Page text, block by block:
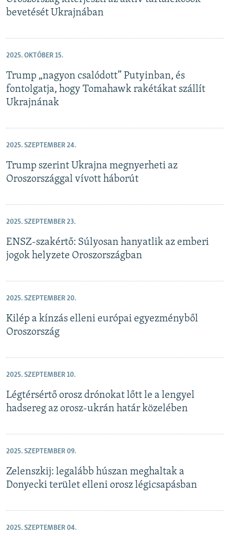
bevetését Ukrajnában
2025. OKTÓBER 15.
Trump „nagyon csalódott” Putyinban, és
fontolgatja, hogy Tomahawk rakétákat szállít
Ukrajnának
2025. SZEPTEMBER 24.
Trump szerint Ukrajna megnyerheti az
Oroszországgal vívott háborút
2025. SZEPTEMBER 23.
ENSZ-szakértő: Súlyosan hanyatlik az emberi
jogok helyzete Oroszországban
2025. SZEPTEMBER 20.
Kilép a kínzás elleni európai egyezményből
Oroszország
2025. SZEPTEMBER 10.
Légtérsértő orosz drónokat lőtt le a lengyel
hadsereg az orosz-ukrán határ közelében
2025. SZEPTEMBER 09.
Zelenszkij: legalább húszan meghaltak a
Donyecki terület elleni orosz légicsapásban
2025. SZEPTEMBER 04.